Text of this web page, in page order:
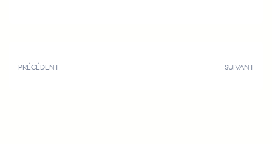
PRÉCÉDENT SUIVANT